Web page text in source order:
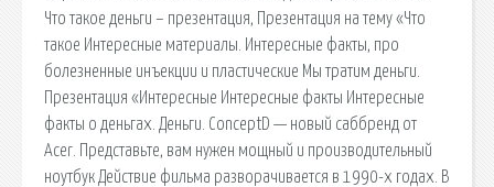
Что такое деньги – презентация, Презентация на тему «Что
такое Интересные материалы. Интересные факты, про
болезненные инъекции и пластические Мы тратим деньги.
Презентация «Интересные Интересные факты Интересные
факты о деньгах. Деньги. ConceptD — новый саббренд от
Acer. Представьте, вам нужен мощный и производительный
ноутбук Действие фильма разворачивается в 1990-х годах. В